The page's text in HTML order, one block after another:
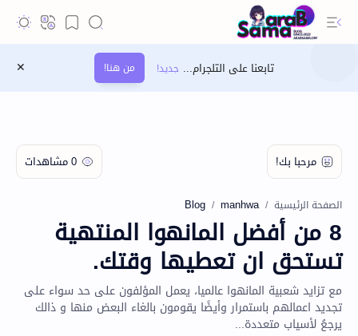
تابعنا على التلجرام... من هنا!
الصفحة الرئيسية Blog manhwa
8 من أفضل المانهوا المنتهية
تستحق ان تعطيها وقتك.
مع تزايد شعبية المانهوا عالميا، يعمل المؤلفون على حد سواء على
تجديد اعمالهم باستمرار وأيضًا يقومون بالغاء البعض منها و ذالك
يرجعُ لأسياب متعددة...